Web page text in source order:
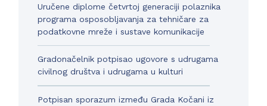
Uručene diplome četvrtoj generaciji polaznika
programa osposobljavanja za tehničare za
podatkovne mreže i sustave komunikacije
Gradonačelnik potpisao ugovore s udrugama
civilnog društva i udrugama u kulturi
Potpisan sporazum između Grada Kočani iz